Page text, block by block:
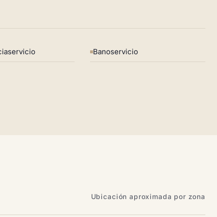
Banoservicio
Ubicación aproximada por zona